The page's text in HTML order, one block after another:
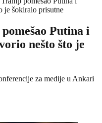
je šokiralo prisutne
Putina i
nešto što je
za medije u Ankari